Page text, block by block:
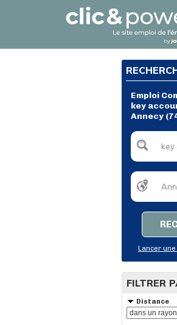
Emploi
key
Annecy
Lancer
FILTRER
Distance